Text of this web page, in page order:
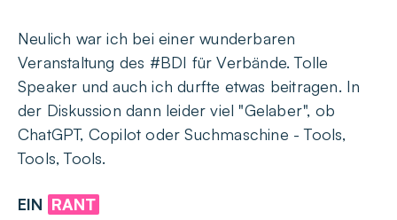
Neulich war ich bei einer wunderbaren
Veranstaltung des #BDI für Verbände. Tolle
Speaker und auch ich durfte etwas beitragen. In
der Diskussion dann leider viel "Gelaber", ob
ChatGPT, Copilot oder Suchmaschine - Tools,
Tools, Tools.
EIN RANT